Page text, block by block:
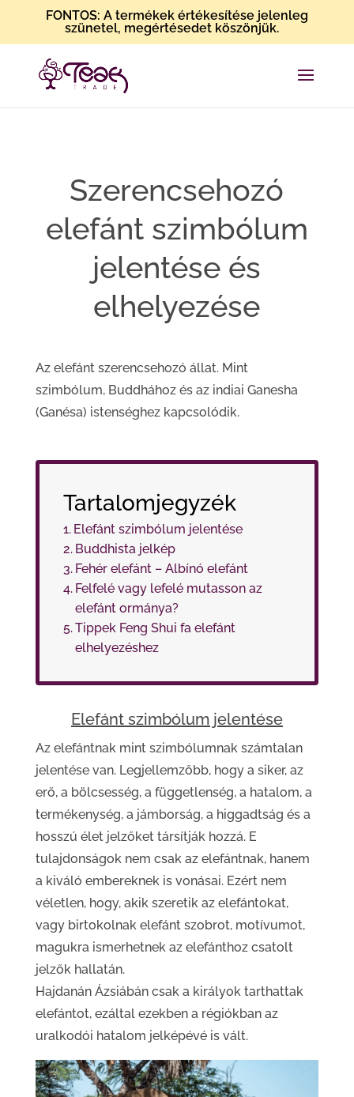
FONTOS: A termékek értékesítése jelenleg
szünetel, megértésedet köszönjük.
Szerencsehozó
elefánt szimbólum
jelentése és
elhelyezése
Az elefánt szerencsehozó állat. Mint
szimbólum, Buddhához és az indiai Ganesha
(Ganésa) istenséghez kapcsolódik.
Tartalomjegyzék
Elefánt szimbólum jelentése
Buddhista jelkép
Fehér elefánt – Albínó elefánt
Felfelé vagy lefelé mutasson az
elefánt ormánya?
Tippek Feng Shui fa elefánt
elhelyezéshez
Elefánt szimbólum jelentése
Az elefántnak mint szimbólumnak számtalan
jelentése van. Legjellemzőbb, hogy a siker, az
erő, a bölcsesség, a függetlenség, a hatalom, a
termékenység, a jámborság, a higgadtság és a
hosszú élet jelzőket társítják hozzá. E
tulajdonságok nem csak az elefántnak, hanem
a kiváló embereknek is vonásai. Ezért nem
véletlen, hogy, akik szeretik az elefántokat,
vagy birtokolnak elefánt szobrot, motívumot,
magukra ismerhetnek az elefánthoz csatolt
jelzők hallatán.
Hajdanán Ázsiábán csak a királyok tarthattak
elefántot, ezáltal ezekben a régiókban az
uralkodói hatalom jelképévé is vált.